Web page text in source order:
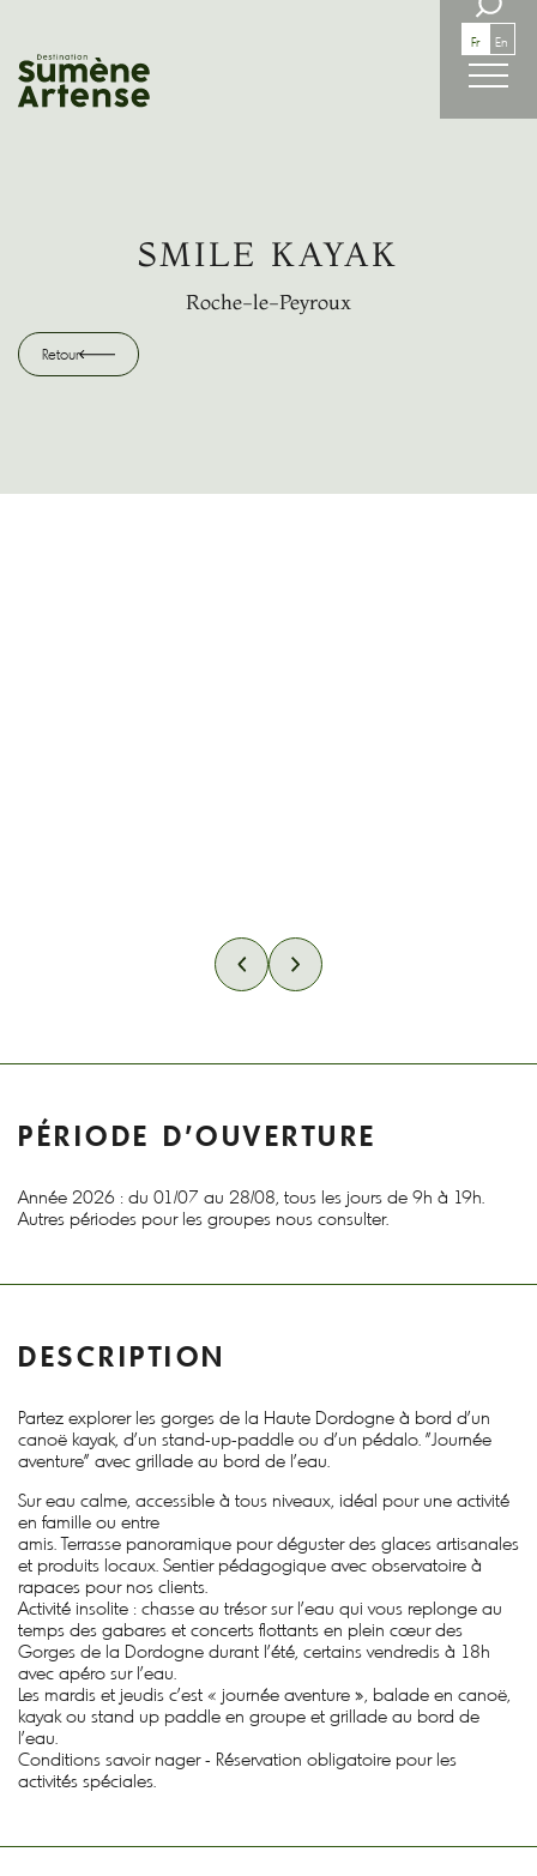
Fr En
Retour
RECHERCHE
SMILE KAYAK
Roche-le-Peyroux
Retour
PÉRIODE D'OUVERTURE
Année 2026 : du 01/07 au 28/08, tous les jours de 9h à 19h.
Autres périodes pour les groupes nous consulter.
DESCRIPTION
Partez explorer les gorges de la Haute Dordogne à bord d'un
canoë kayak, d'un stand-up-paddle ou d'un pédalo. "Journée
aventure" avec grillade au bord de l'eau.
Sur eau calme, accessible à tous niveaux, idéal pour une activité
en famille ou entre
amis. Terrasse panoramique pour déguster des glaces artisanales
et produits locaux. Sentier pédagogique avec observatoire à
rapaces pour nos clients.
Activité insolite : chasse au trésor sur l'eau qui vous replonge au
temps des gabares et concerts flottants en plein cœur des
Gorges de la Dordogne durant l'été, certains vendredis à 18h
avec apéro sur l'eau.
Les mardis et jeudis c’est « journée aventure », balade en canoë,
kayak ou stand up paddle en groupe et grillade au bord de
l’eau.
Conditions savoir nager - Réservation obligatoire pour les
activités spéciales.